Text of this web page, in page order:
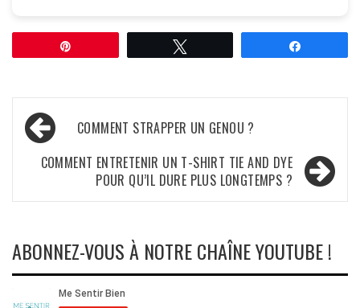
Navigation
de
l’article
COMMENT STRAPPER UN GENOU ?
COMMENT ENTRETENIR UN T-SHIRT TIE AND DYE
POUR QU’IL DURE PLUS LONGTEMPS ?
ABONNEZ-VOUS À NOTRE CHAÎNE YOUTUBE !